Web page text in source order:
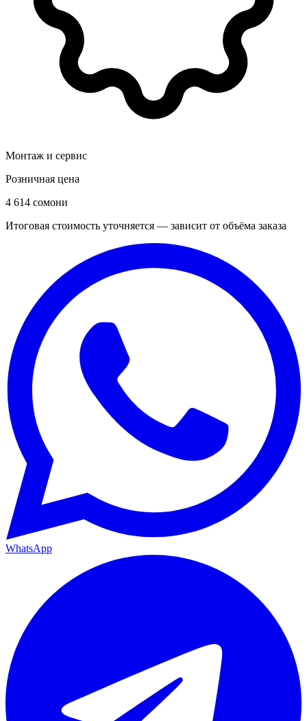
Монтаж и сервис
Розничная цена
4 614 сомони
Итоговая стоимость уточняется — зависит от объёма заказа
WhatsApp